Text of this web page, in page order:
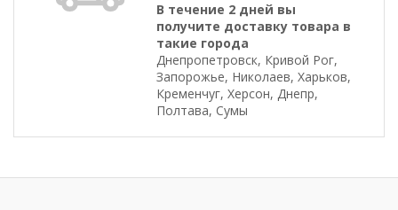
В течение 2 дней вы
получите доставку товара в
такие города
Днепропетровск, Кривой Рог,
Запорожье, Николаев, Харьков,
Кременчуг, Херсон, Днепр,
Полтава, Сумы